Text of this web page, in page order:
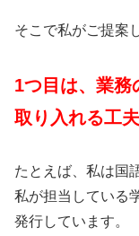
そこで私がご提案
1つ目は、業務
取り入れる工
たとえば、私は国
私が担当している
発行しています。